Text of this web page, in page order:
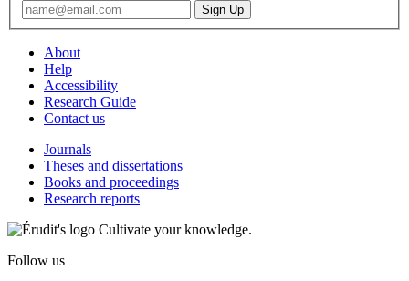
About
Help
Accessibility
Research Guide
Contact us
Journals
Theses and dissertations
Books and proceedings
Research reports
Cultivate your knowledge.
Follow us